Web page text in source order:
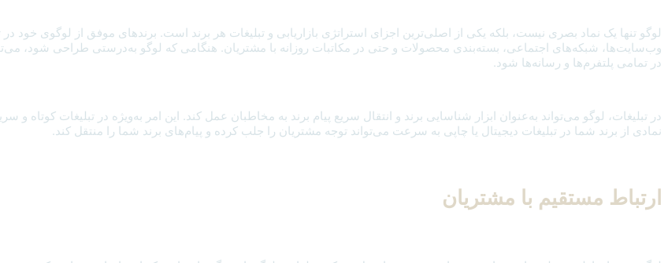
لوگو تنها یک نماد بصری نیست، بلکه یکی از اصلی‌ترین اجزای استراتژی بازاریابی و تبلیغات هر برند است. برندهای موفق از لوگوی خود در
وب‌سایت‌ها، شبکه‌های اجتماعی، بسته‌بندی محصولات و حتی در مکاتبات روزانه با مشتریان. هنگامی که لوگو به‌درستی طراحی شود،
در تمامی پلتفرم‌ها و رسانه‌ها شود.
در تبلیغات، لوگو می‌تواند به‌عنوان ابزار شناسایی برند و انتقال سریع پیام برند به مخاطبان عمل کند. این امر به‌ویژه در تبلیغات کوتاه و
نمادی از برند شما در تبلیغات دیجیتال یا چاپی به سرعت می‌تواند توجه مشتریان را جلب کرده و پیام‌های برند شما را منتقل کند.
ارتباط مستقیم با مشتریان